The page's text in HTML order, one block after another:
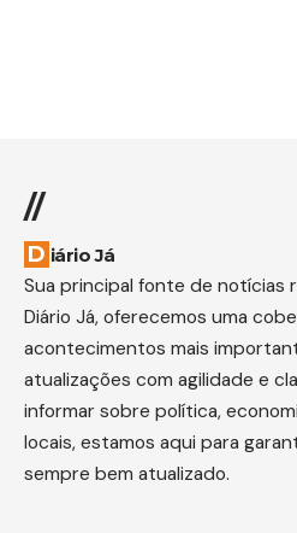
//
Diário Já
Sua principal fonte de notícias
Diário Já, oferecemos uma
acontecimentos mais
atualizações com agilidade e
informar sobre política,
locais, estamos aqui para
sempre bem atualizado.